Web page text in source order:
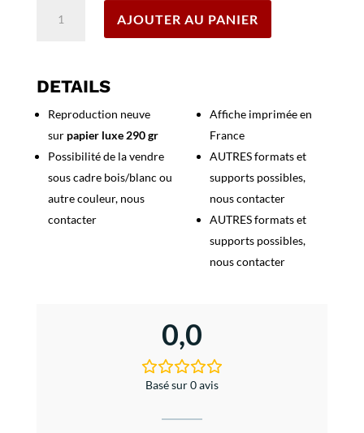
Française
AJOUTER AU PANIER
DETAILS
Reproduction neuve
sur papier luxe 290 gr
Possibilité de la vendre
sous cadre bois/blanc ou
autre couleur, nous
contacter
Affiche imprimée en
France
AUTRES formats et
supports possibles,
nous contacter
AUTRES formats et
supports possibles,
nous contacter
0,0
Basé sur 0 avis